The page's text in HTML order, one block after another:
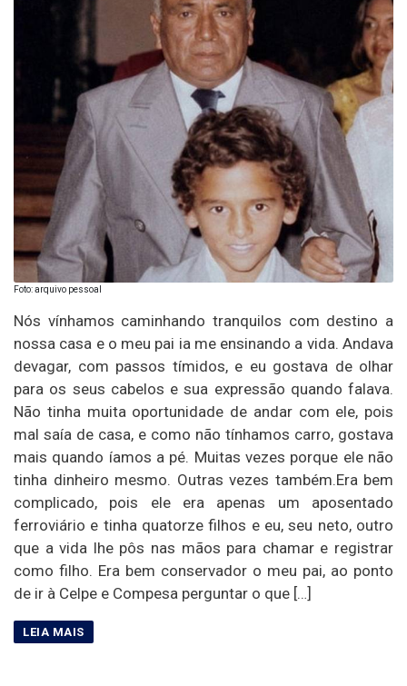
Foto: arquivo pessoal
Nós vínhamos caminhando tranquilos com destino a
nossa casa e o meu pai ia me ensinando a vida. Andava
devagar, com passos tímidos, e eu gostava de olhar
para os seus cabelos e sua expressão quando falava.
Não tinha muita oportunidade de andar com ele, pois
mal saía de casa, e como não tínhamos carro, gostava
mais quando íamos a pé. Muitas vezes porque ele não
tinha dinheiro mesmo. Outras vezes também.Era bem
complicado, pois ele era apenas um aposentado
ferroviário e tinha quatorze filhos e eu, seu neto, outro
que a vida lhe pôs nas mãos para chamar e registrar
como filho. Era bem conservador o meu pai, ao ponto
de ir à Celpe e Compesa perguntar o que […]